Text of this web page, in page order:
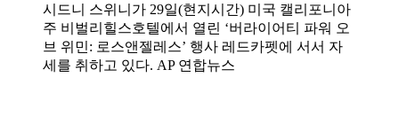
시드니 스위니가 29일(현지시간) 미국 캘리포니아
주 비벌리힐스호텔에서 열린 ‘버라이어티 파워 오
브 위민: 로스앤젤레스’ 행사 레드카펫에 서서 자
세를 취하고 있다. AP 연합뉴스